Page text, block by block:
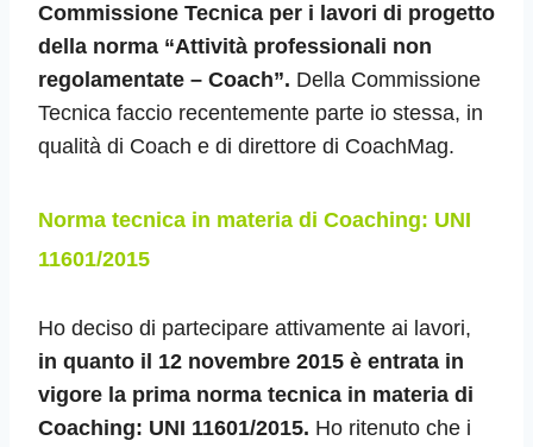
Commissione Tecnica per i lavori di progetto
della norma “Attività professionali non
regolamentate – Coach”. Della Commissione
Tecnica faccio recentemente parte io stessa, in
qualità di Coach e di direttore di CoachMag.
Norma tecnica in materia di Coaching: UNI
11601/2015
Ho deciso di partecipare attivamente ai lavori,
in quanto il 12 novembre 2015 è entrata in
vigore la prima norma tecnica in materia di
Coaching: UNI 11601/2015. Ho ritenuto che i